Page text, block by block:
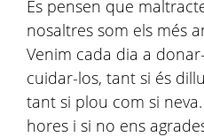
Es pensen que
nosaltres som els més
Venim cada dia a
cuidar-los, tant si és
tant si plou com si
hores i si no ens